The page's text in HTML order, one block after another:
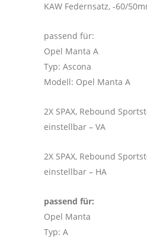
KAW Federnsatz, -60/
passend für:
Opel Manta A
Typ: Ascona
Modell: Opel Manta A
2X SPAX, Rebound
einstellbar – VA
2X SPAX, Rebound
einstellbar – HA
passend für:
Opel Manta
Typ: A